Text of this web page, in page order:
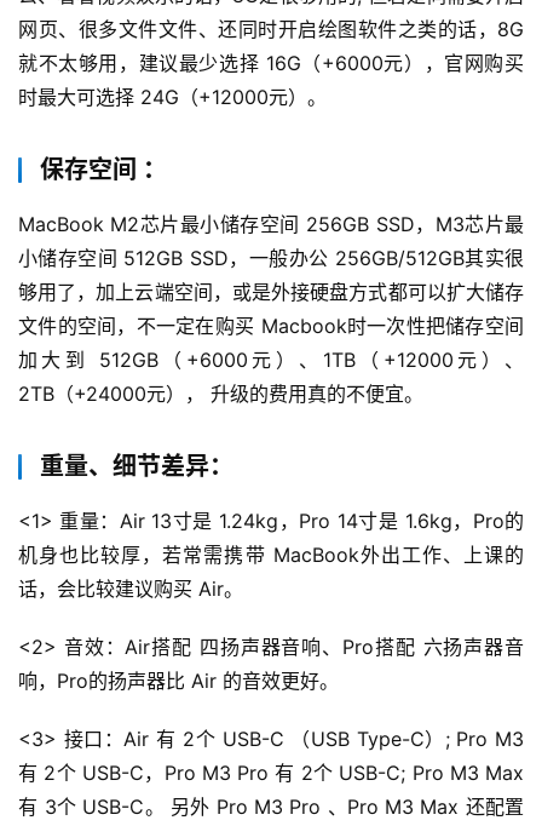
网页、很多文件文件、还同时开启绘图软件之类的话，8G
就不太够用，建议最少选择 16G（+6000元），官网购买
时最大可选择 24G（+12000元）。
保存空间 ：
MacBook M2芯片最小储存空间 256GB SSD，M3芯片最
小储存空间 512GB SSD，一般办公 256GB/512GB其实很
够用了，加上云端空间，或是外接硬盘方式都可以扩大储存
文件的空间，不一定在购买 Macbook时一次性把储存空间
加大到 512GB（+6000元）、1TB（+12000元）、
2TB（+24000元）， 升级的费用真的不便宜。
重量、细节差异：
<1> 重量：Air 13寸是 1.24kg，Pro 14寸是 1.6kg，Pro的
机身也比较厚，若常需携带 MacBook外出工作、上课的
话，会比较建议购买 Air。
<2> 音效：Air搭配 四扬声器音响、Pro搭配 六扬声器音
响，Pro的扬声器比 Air 的音效更好。
<3> 接口：Air 有 2个 USB-C （USB Type-C）; Pro M3
有 2个 USB-C，Pro M3 Pro 有 2个 USB-C; Pro M3 Max
有 3个 USB-C。 另外 Pro M3 Pro 、Pro M3 Max 还配置